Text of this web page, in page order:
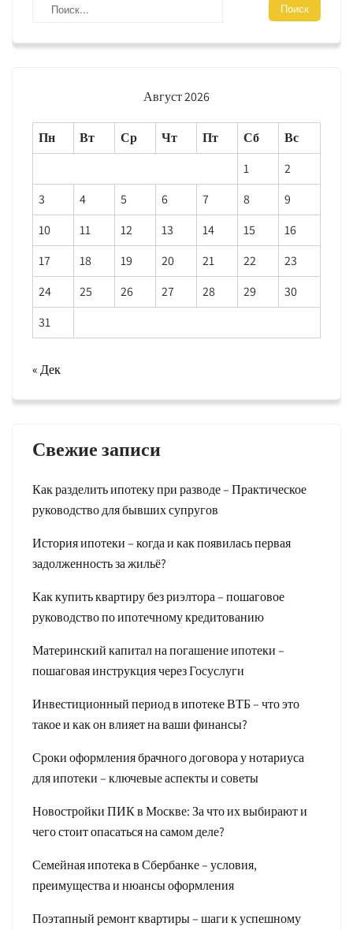
Август 2026
Пн Вт Ср Чт Пт Сб
Вс
1
2
3
4 5 6 7 8
9
10
11 12 13 14 15
16
17
18 19 20 21 22
23
24
25 26 27 28 29
30
31
« Дек
Свежие записи
Как разделить ипотеку при разводе – Практическое
руководство для бывших супругов
История ипотеки – когда и как появилась первая
задолженность за жильё?
Как купить квартиру без риэлтора – пошаговое
руководство по ипотечному кредитованию
Материнский капитал на погашение ипотеки –
пошаговая инструкция через Госуслуги
Инвестиционный период в ипотеке ВТБ – что это
такое и как он влияет на ваши финансы?
Сроки оформления брачного договора у нотариуса
для ипотеки – ключевые аспекты и советы
Новостройки ПИК в Москве: За что их выбирают и
чего стоит опасаться на самом деле?
Семейная ипотека в Сбербанке – условия,
преимущества и нюансы оформления
Поэтапный ремонт квартиры – шаги к успешному